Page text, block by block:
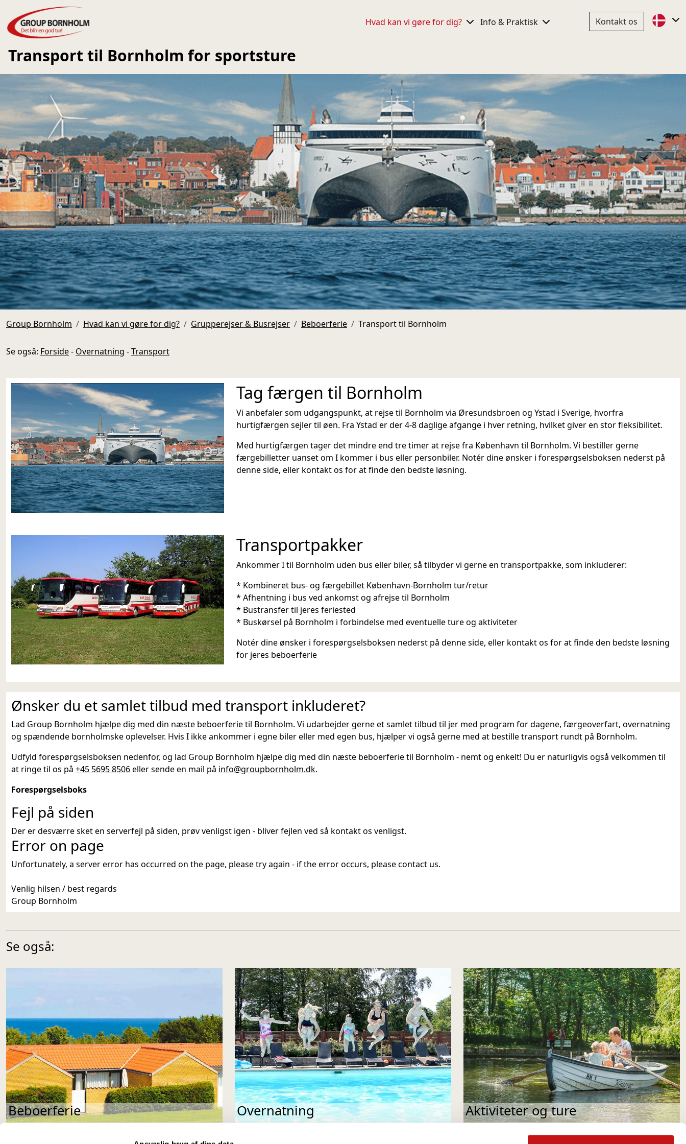
Hvad kan vi gøre for dig? Info & Praktisk Kontakt os
Transport til Bornholm for sportsture
Group Bornholm Hvad kan vi gøre for dig? Grupperejser & Busrejser Beboerferie Transport til Bornholm
Se også: Forside- Overnatning -Transport
Tag færgen til Bornholm
Vi anbefaler som udgangspunkt, at rejse til Bornholm via Øresundsbroen og Ystad i Sverige, hvorfra
hurtigfærgen sejler til øen. Fra Ystad er der 4-8 daglige afgange i hver retning, hvilket giver en stor fleksibilitet.
Med hurtigfærgen tager det mindre end tre timer at rejse fra København til Bornholm. Vi bestiller gerne
færgebilletter uanset om I kommer i bus eller personbiler. Notér dine ønsker i forespørgselsboksen nederst på
denne side, eller kontakt os for at finde den bedste løsning.
Transportpakker
Ankommer I til Bornholm uden bus eller biler, så tilbyder vi gerne en transportpakke, som inkluderer:
* Kombineret bus- og færgebillet København-Bornholm tur/retur
* Afhentning i bus ved ankomst og afrejse til Bornholm
* Bustransfer til jeres feriested
* Buskørsel på Bornholm i forbindelse med eventuelle ture og aktiviteter
Notér dine ønsker i forespørgselsboksen nederst på denne side, eller kontakt os for at finde den bedste løsning
for jeres beboerferie
Ønsker du et samlet tilbud med transport inkluderet?
Lad Group Bornholm hjælpe dig med din næste beboerferie til Bornholm. Vi udarbejder gerne et samlet tilbud til jer med program for dagene, færgeoverfart, overnatning
og spændende bornholmske oplevelser. Hvis I ikke ankommer i egne biler eller med egen bus, hjælper vi også gerne med at bestille transport rundt på Bornholm.
Udfyld forespørgselsboksen nedenfor, og lad Group Bornholm hjælpe dig med din næste beboerferie til Bornholm - nemt og enkelt! Du er naturligvis også velkommen til
at ringe til os på +45 5695 8506eller sende en mail på info@groupbornholm.dk.
Forespørgselsboks
Fejl på siden
Der er desværre sket en serverfejl på siden, prøv venligst igen - bliver fejlen ved så kontakt os venligst.
Error on page
Unfortunately, a server error has occurred on the page, please try again - if the error occurs, please contact us.
Venlig hilsen / best regards
Group Bornholm
Se også:
Beboerferie Overnatning Aktiviteter og ture